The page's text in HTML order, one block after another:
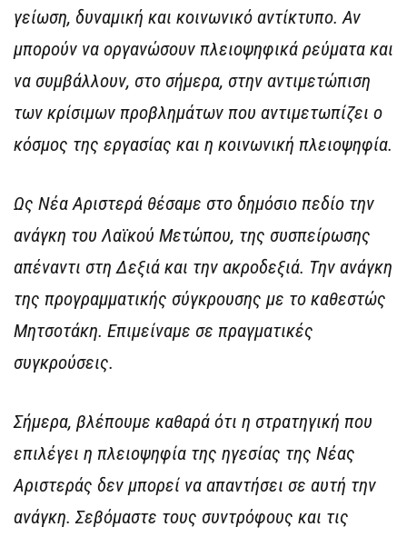
γείωση, δυναμική και κοινωνικό αντίκτυπο. Αν
μπορούν να οργανώσουν πλειοψηφικά ρεύματα και
να συμβάλλουν, στο σήμερα, στην αντιμετώπιση
των κρίσιμων προβλημάτων που αντιμετωπίζει ο
κόσμος της εργασίας και η κοινωνική πλειοψηφία.
Ως Νέα Αριστερά θέσαμε στο δημόσιο πεδίο την
ανάγκη του Λαϊκού Μετώπου, της συσπείρωσης
απέναντι στη Δεξιά και την ακροδεξιά. Την ανάγκη
της προγραμματικής σύγκρουσης με το καθεστώς
Μητσοτάκη. Επιμείναμε σε πραγματικές
συγκρούσεις.
Σήμερα, βλέπουμε καθαρά ότι η στρατηγική που
επιλέγει η πλειοψηφία της ηγεσίας της Νέας
Αριστεράς δεν μπορεί να απαντήσει σε αυτή την
ανάγκη. Σεβόμαστε τους συντρόφους και τις